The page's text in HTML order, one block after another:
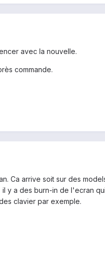
avec la nouvelle.
commande.
Ca arrive soit sur des
y a des burn-in de l'ecran
clavier par exemple.